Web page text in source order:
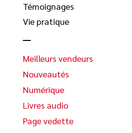
Témoignages
Vie pratique
Meilleurs vendeurs
Nouveautés
Numérique
Livres audio
Page vedette